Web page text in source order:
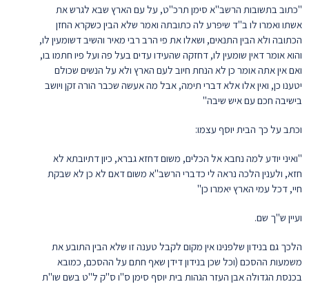
"כתוב בתשובות הרשב"א סימן תרכ"ט, על עם הארץ שבא לגרש את
אשתו ואמרו לו ב"ד שיפרע לה כתובתה ואמר שלא הבין כשקרא החזן
הכתובה ולא הבין התנאים, ושאלו את פי הרב רבי מאיר והשיב דשומעין לו,
והוא אומר דאין שומעין לו, דחזקה שהעידו עדים בעל פה ועל פיו חתמו בו,
ואם אין אתה אומר כן לא הנחת חיוב לעם הארץ ולא על הנשים שכולם
יטענו כן, ואין אלו אלא דברי תימה, אבל מה אעשה שכבר הורה זקן ויושב
בישיבה חכם עם איש שיבה"
וכתב על כך הבית יוסף עצמו:
"ואיני יודע למה נחבא אל הכלים, משום דחזא גברא, כיון דתיובתא לא
חזא, ולענין הלכה נראה לי כדברי הרשב"א משום דאם לא כן לא שבקת
חיי, דכל עמי הארץ יאמרו כן"
ועיין ש"ך שם.
הלכך גם בנידון שלפנינו אין מקום לקבל טענה זו שלא הבין התובע את
משמעות ההסכם (וכל שכן בנידון דידן שאף חתם על ההסכם, כמובא
בכנסת הגדולה אבן העזר הגהות בית יוסף סימן ס"ו ס"ק ל"ט בשם שו"ת